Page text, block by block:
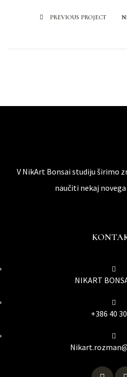
PREVIOUS PROJECT
V NikArt Bonsai studiju širimo
naučiti nekaj
NIKART
+386 40